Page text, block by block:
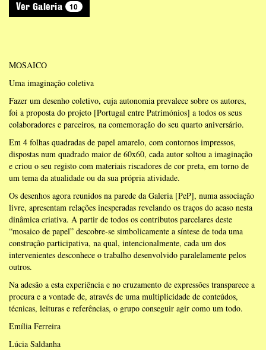
Ver Galeria 10
MOSAICO
Uma imaginação coletiva
Fazer um desenho coletivo, cuja autonomia prevalece sobre os autores,
foi a proposta do projeto [Portugal entre Patrimónios] a todos os seus
colaboradores e parceiros, na comemoração do seu quarto aniversário.
Em 4 folhas quadradas de papel amarelo, com contornos impressos,
dispostas num quadrado maior de 60x60, cada autor soltou a imaginação
e criou o seu registo com materiais riscadores de cor preta, em torno de
um tema da atualidade ou da sua própria atividade.
Os desenhos agora reunidos na parede da Galeria [PeP], numa associação
livre, apresentam relações inesperadas revelando os traços do acaso nesta
dinâmica criativa. A partir de todos os contributos parcelares deste
“mosaico de papel” descobre-se simbolicamente a síntese de toda uma
construção participativa, na qual, intencionalmente, cada um dos
intervenientes desconhece o trabalho desenvolvido paralelamente pelos
outros.
Na adesão a esta experiência e no cruzamento de expressões transparece a
procura e a vontade de, através de uma multiplicidade de conteúdos,
técnicas, leituras e referências, o grupo conseguir agir como um todo.
Emília Ferreira
Lúcia Saldanha